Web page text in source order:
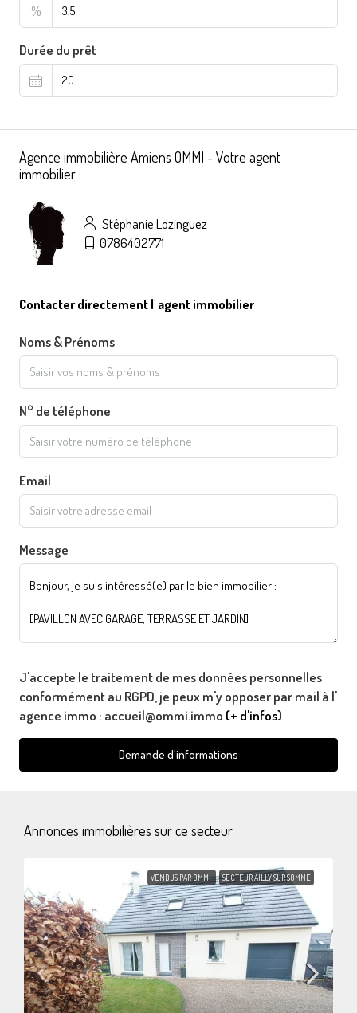
%
Durée du prêt
Agence immobilière Amiens OMMI - Votre agent
immobilier :
Stéphanie Lozinguez
0786402771
Contacter directement l' agent immobilier
Noms & Prénoms
N° de téléphone
Email
Message
J'accepte le traitement de mes données personnelles
conformément au RGPD, je peux m'y opposer par mail à l'
agence immo : accueil@ommi.immo (+ d'infos)
Demande d'informations
Annonces immobilières sur ce secteur
VENDUS PAR OMMI SECTEUR AILLY SUR SOMME